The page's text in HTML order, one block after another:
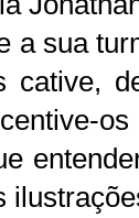
a sua
cative,